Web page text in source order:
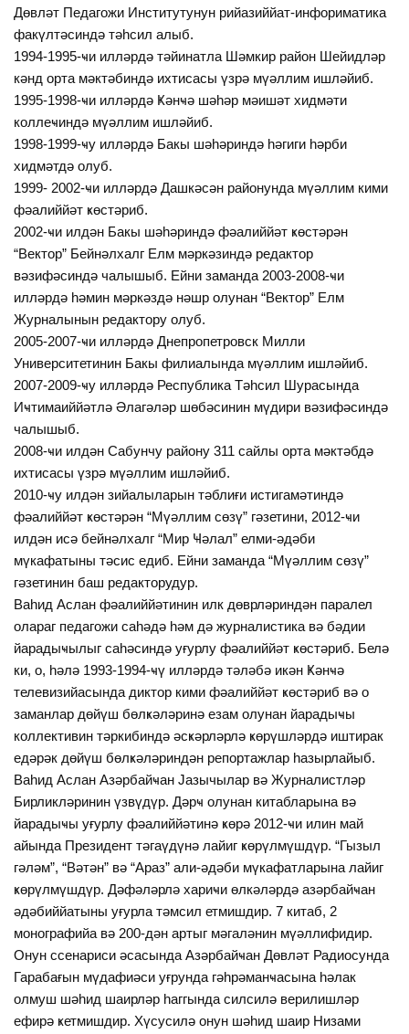
Дөвләт Педагожи Институтунун рийазиййат-инфориматика
факүлтәсиндә тәһсил алыб.
1994-1995-ҹи илләрдә тәйинатла Шәмкир район Шейидләр
кәнд орта мәктәбиндә ихтисасы үзрә мүәллим ишләйиб.
1995-1998-ҹи илләрдә Ҝәнҹә шәһәр мәишәт хидмәти
коллеҹиндә мүәллим ишләйиб.
1998-1999-ҹу илләрдә Бакы шәһәриндә һәгиги һәрби
хидмәтдә олуб.
1999- 2002-ҹи илләрдә Дашкәсән районунда мүәллим кими
фәалиййәт ҝөстәриб.
2002-ҹи илдән Бакы шәһәриндә фәалиййәт ҝөстәрән
“Вектор” Бейнәлхалг Елм мәркәзиндә редактор
вәзифәсиндә чалышыб. Ейни заманда 2003-2008-ҹи
илләрдә һәмин мәркәздә нәшр олунан “Вектор” Елм
Журналынын редактору олуб.
2005-2007-ҹи илләрдә Днепропетровск Милли
Университетинин Бакы филиалында мүәллим ишләйиб.
2007-2009-ҹу илләрдә Республика Тәһсил Шурасында
Иҹтимаиййәтлә Әлагәләр шөбәсинин мүдири вәзифәсиндә
чалышыб.
2008-ҹи илдән Сабунчу району 311 сайлы орта мәктәбдә
ихтисасы үзрә мүәллим ишләйиб.
2010-ҹу илдән зийалыларын тәблиғи истигамәтиндә
фәалиййәт ҝөстәрән “Мүәллим сөзү” гәзетини, 2012-ҹи
илдән исә бейнәлхалг “Мир Ҹәлал” елми-әдәби
мүкафатыны тәсис едиб. Ейни заманда “Мүәллим сөзү”
гәзетинин баш редакторудур.
Ваһид Аслан фәалиййәтинин илк дөврләриндән паралел
олараг педагожи саһәдә һәм дә журналистика вә бәдии
йарадыҹылыг саһәсиндә уғурлу фәалиййәт ҝөстәриб. Белә
ки, о, һәлә 1993-1994-ҹү илләрдә тәләбә икән Ҝәнҹә
телевизийасында диктор кими фәалиййәт ҝөстәриб вә о
заманлар дөйүш бөлҝәләринә езам олунан йарадыҹы
коллективин тәркибиндә әсҝәрләрлә ҝөрүшләрдә иштирак
едәрәк дөйүш бөлҝәләриндән репортажлар һазырлайыб.
Ваһид Аслан Азәрбайҹан Јазычылар вә Журналистләр
Бирликләринин үзвүдүр. Дәрҹ олунан китабларына вә
йарадыҹы уғурлу фәалиййәтинә ҝөрә 2012-ҹи илин май
айында Президент тәгаүдүнә лайиг ҝөрүлмүшдүр. “Гызыл
гәләм”, “Вәтән” вә “Араз” али-әдәби мүкафатларына лайиг
ҝөрүлмүшдүр. Дәфәләрлә хариҹи өлкәләрдә азәрбайҹан
әдәбиййатыны уғурла тәмсил етмишдир. 7 китаб, 2
монографийа вә 200-дән артыг мәгаләнин мүәллифидир.
Онун ссенариси әсасында Азәрбайҹан Дөвләт Радиосунда
Гарабағын мүдафиәси уғрунда гәһрәманҹасына һәлак
олмуш шәһид шаирләр һаггында силсилә верилишләр
ефирә ҝетмишдир. Хүсусилә онун шәһид шаир Низами